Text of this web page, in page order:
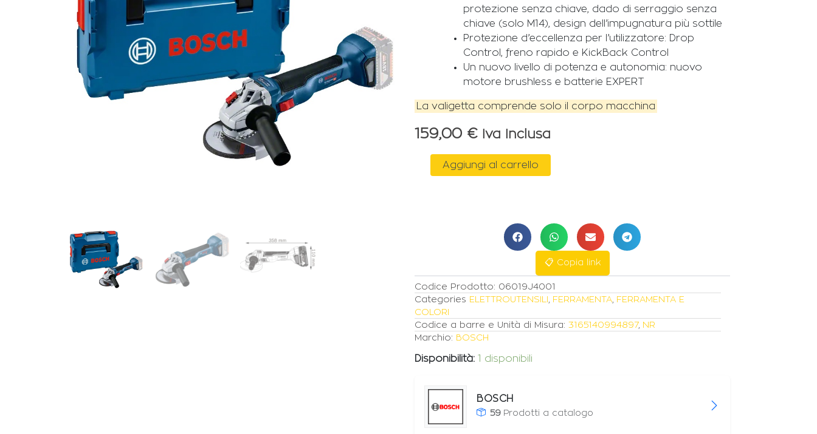
protezione senza chiave, dado di serraggio senza
chiave (solo M14), design dell’impugnatura più sottile
Protezione d’eccellenza per l’utilizzatore: Drop
Control, freno rapido e KickBack Control
Un nuovo livello di potenza e autonomia: nuovo
motore brushless e batterie EXPERT
La valigetta comprende solo il corpo macchina
159,00 € Iva Inclusa
BOSCH
SMERIGLIATRICE
Aggiungi al carrello
📋 Copia link
Codice Prodotto: 06019J4001
Categories ELETTROUTENSILI FERRAMENTA FERRAMENTA E
COLORI
Codice a barre e Unità di Misura: 3165140994897, NR
Marchio: BOSCH
Disponibilità: 1 disponibili
BOSCH
59 Prodotti a catalogo